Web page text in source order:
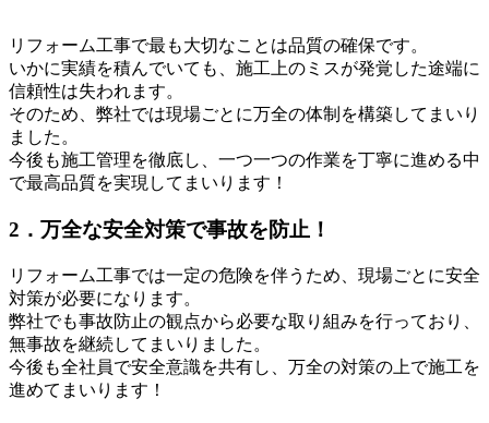
リフォーム工事で最も大切なことは品質の確保です。
いかに実績を積んでいても、施工上のミスが発覚した途端に
信頼性は失われます。
そのため、弊社では現場ごとに万全の体制を構築してまいり
ました。
今後も施工管理を徹底し、一つ一つの作業を丁寧に進める中
で最高品質を実現してまいります！
2．万全な安全対策で事故を防止！
リフォーム工事では一定の危険を伴うため、現場ごとに安全
対策が必要になります。
弊社でも事故防止の観点から必要な取り組みを行っており、
無事故を継続してまいりました。
今後も全社員で安全意識を共有し、万全の対策の上で施工を
進めてまいります！